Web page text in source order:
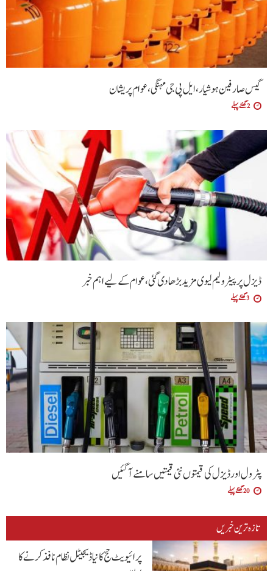
گیس صارفین ہوشیار، ایل پی جی مہنگی، عوام پریشان
2 گھنٹے پہلے
ڈیزل پر پیٹرولیم لیوی مزید بڑھا دی گئی،عوام کے لیے اہم خبر
3 گھنٹے پہلے
پٹرول اور ڈیزل کی قیمتوں نئی قیمتیں سامنے آگئیں
20 گھنٹے پہلے
تازہ ترین خبریں
پرائیویٹ حج کا نیا ڈیجیٹل نظام نافذ کرنے کا